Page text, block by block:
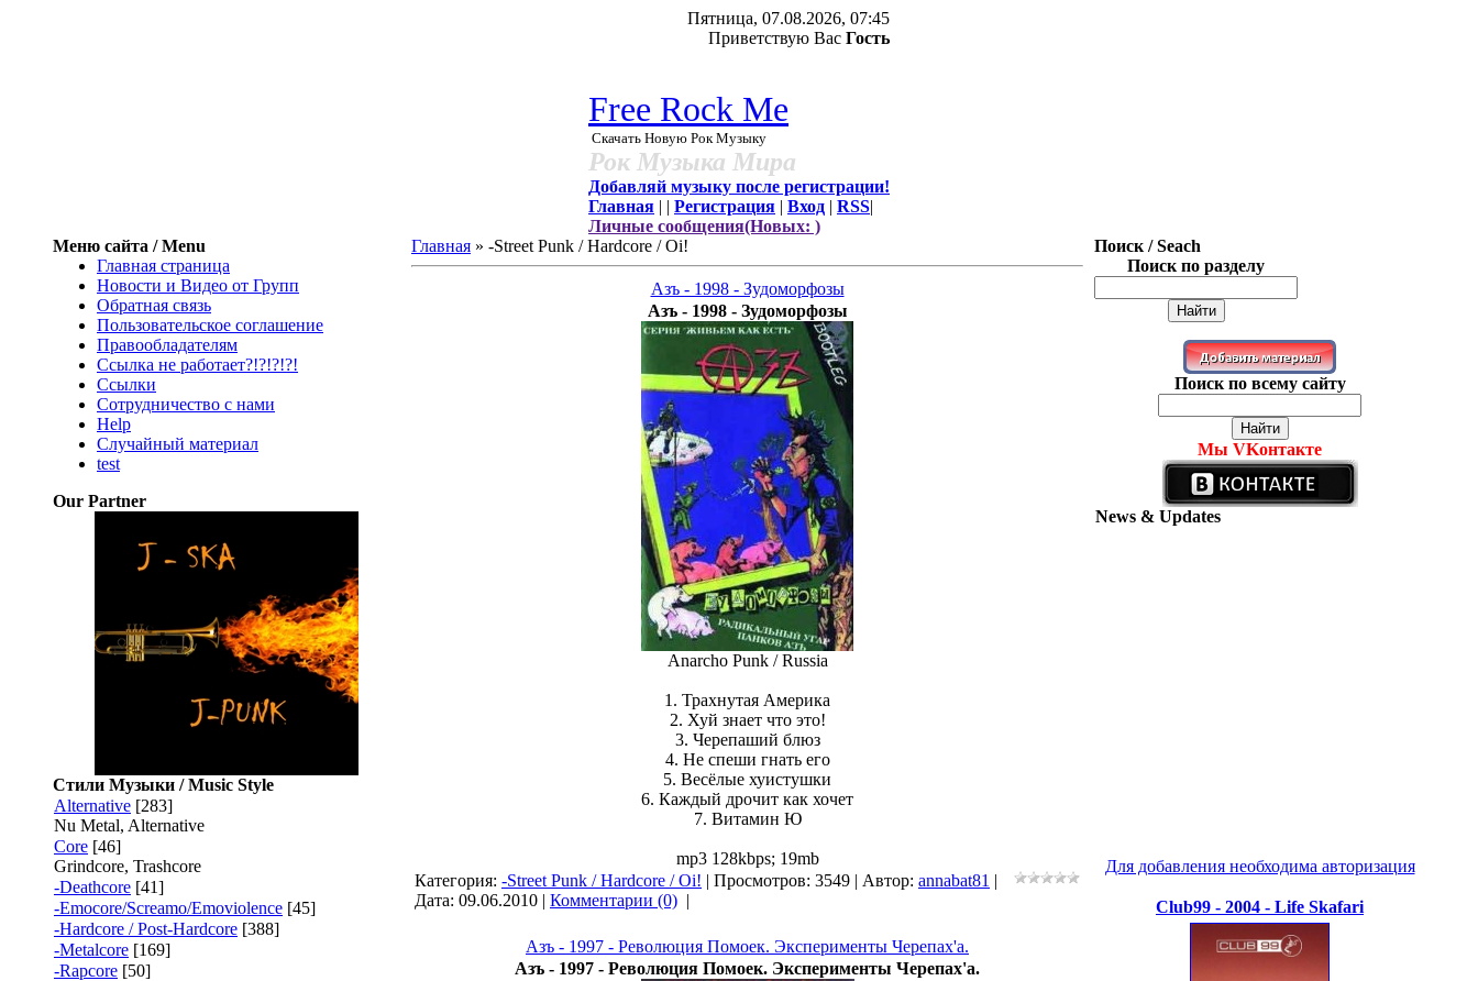
Пятница, 07.08.2026, 07:45
Приветствую Вас Гость
Free Rock Me
Скачать Новую Рок Музыку
Рок Музыка Мира
Добавляй музыку после регистрации!
Главная | | Регистрация | Вход | RSS|
Личные сообщения(Новых: )
Меню сайта / Menu
Главная страница
Новости и Видео от Групп
Обратная связь
Пользовательское соглашение
Правообладателям
Ссылка не работает?!?!?!?!
Ссылки
Сотрудничество с нами
Help
Cлучайный материал
test
Our Partner
Стили Музыки / Music Style
Alternative [283]
Nu Metal, Alternative
Core [46]
Grindcore, Trashcore
-Deathcore [41]
-Emocore/Screamo/Emoviolence [45]
-Hardcore / Post-Hardcore [388]
-Metalcore [169]
-Rapcore [50]
Главная » -Street Punk / Hardcore / Oi!
Азъ - 1998 - Зудоморфозы
Азъ - 1998 - Зудоморфозы
Anarcho Punk / Russia
1. Трахнутая Америка
2. Хуй знает что это!
3. Черепаший блюз
4. Не спеши гнать его
5. Весёлые хуистушки
6. Каждый дрочит как хочет
7. Витамин Ю
mp3 128kbps; 19mb
Категория: -Street Punk / Hardcore / Oi! | Просмотров: 3549 | Автор: annabat81 |
Дата: 09.06.2010 | Комментарии (0) |
Азъ - 1997 - Революция Помоек. Эксперименты Черепах'а.
Азъ - 1997 - Революция Помоек. Эксперименты Черепах'а.
Поиск / Seach
Поиск по разделу
Поиск по всему сайту
Мы VKонтакте
News & Updates
Для добавления необходима авторизация
Club99 - 2004 - Life Skafari